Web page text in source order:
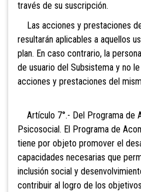
través de su suscripción.
Las acciones y prestaciones
resultarán aplicables a aquellos
plan. En caso contrario, la
de usuario del Subsistema y no
acciones y prestaciones del
Artículo 7°.- Del Programa de
Psicosocial. El Programa de
tiene por objeto promover el
capacidades necesarias que
inclusión social y
contribuir al logro de los